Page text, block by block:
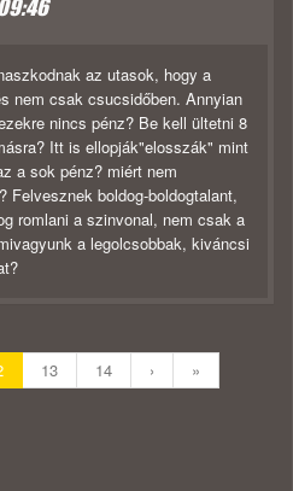
az utasok, hogy a
nem csak csucsidőben. Annyian
nincs pénz? Be kell ültetni 8
Itt is ellopják"elosszák" mint
a sok pénz? miért nem
Felvesznek boldog-boldogtalant,
romlani a szinvonal, nem csak a
a legolcsobbak, kiváncsi
13 14 › »